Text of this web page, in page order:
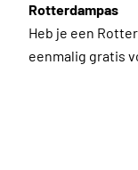
Rotterdampas
Heb je een
eenmalig gratis